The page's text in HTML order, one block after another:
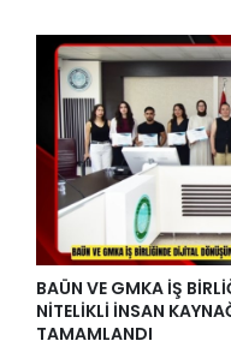
BAÜN VE GMKA İŞ
NİTELİKLİ İNSAN
TAMAMLANDI